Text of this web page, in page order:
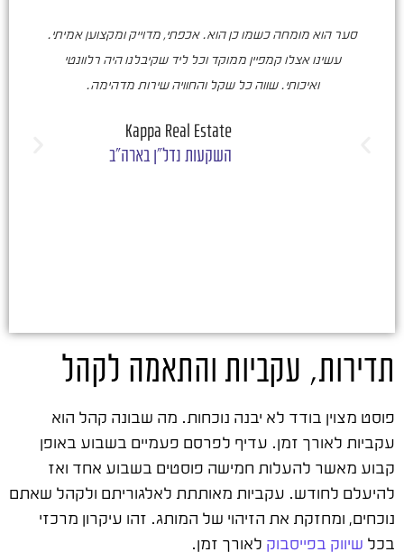
סער הוא מומחה כשמו כן הוא. אכפתי, מדוייק ומקצוען אמיתי.
עשינו אצלו קמפיין ממוקד וכל ליד שקיבלנו היה רלוונטי
ואיכותי. שווה כל שקל והחוויה שירות מדהימה.
Kappa Real Estate
השקעות נדל"ן בארה"ב
תדירות, עקביות והתאמה לקהל
פוסט מצוין בודד לא יבנה נוכחות. מה שבונה קהל הוא
עקביות לאורך זמן. עדיף לפרסם פעמיים בשבוע באופן
קבוע מאשר להעלות חמישה פוסטים בשבוע אחד ואז
להיעלם לחודש. עקביות מאותתת לאלגוריתם ולקהל שאתם
נוכחים, ומחזקת את הזיהוי של המותג. זהו עיקרון מרכזי
בכל שיווק בפייסבוק לאורך זמן.